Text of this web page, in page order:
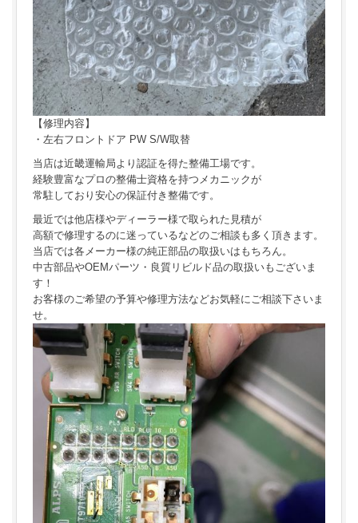
【修理内容】
・左右フロントドア PW S/W取替
当店は近畿運輸局より認証を得た整備工場です。
経験豊富なプロの整備士資格を持つメカニックが
常駐しており安心の保証付き整備です。
最近では他店様やディーラー様で取られた見積が
高額で修理するのに迷っているなどのご相談も多く頂きます。
当店では各メーカー様の純正部品の取扱いはもちろん。
中古部品やOEMパーツ・良質リビルド品の取扱いもございま
す！
お客様のご希望の予算や修理方法などお気軽にご相談下さいま
せ。